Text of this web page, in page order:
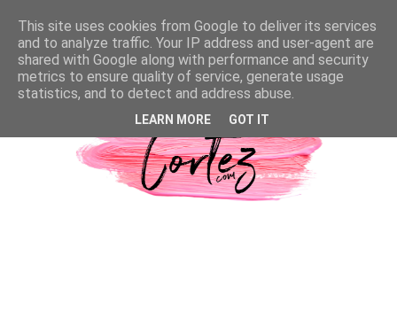
This site uses cookies from Google to deliver its services
and to analyze traffic. Your IP address and user-agent are
shared with Google along with performance and security
metrics to ensure quality of service, generate usage
statistics, and to detect and address abuse.
LEARN MORE GOT IT